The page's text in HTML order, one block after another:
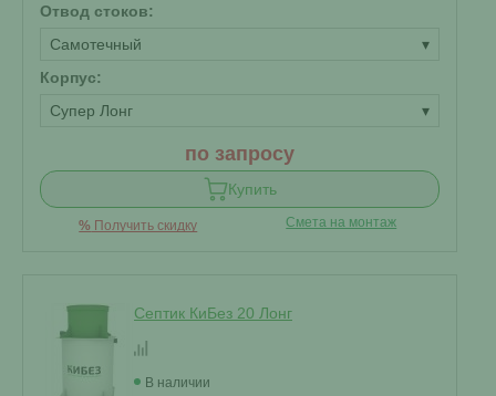
Отвод стоков:
Самотечный
▾
Корпус:
Супер Лонг
▾
по запросу
Купить
% Получить скидку Смета на монтаж
Септик КиБез 20 Лонг
В наличии